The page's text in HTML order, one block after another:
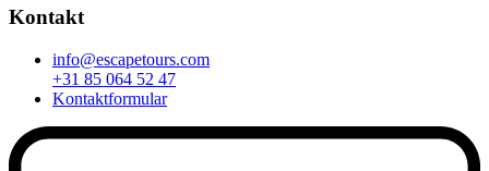
Kontakt
info@escapetours.com
+31 85 064 52 47
Kontaktformular